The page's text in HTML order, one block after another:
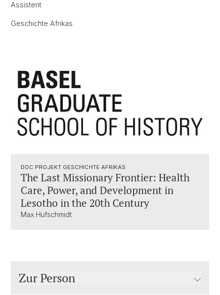
Assistent
Geschichte Afrikas
DOC PROJEKT GESCHICHTE AFRIKAS
The Last Missionary Frontier: Health
Care, Power, and Development in
Lesotho in the 20th Century
Max Hufschmidt
Zur Person